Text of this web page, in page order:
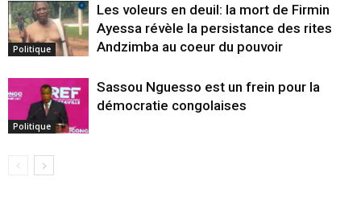
Politique
Les voleurs en deuil: la mort de Firmin
Ayessa révèle la persistance des rites
Andzimba au coeur du pouvoir
Politique
Sassou Nguesso est un frein pour la
démocratie congolaises